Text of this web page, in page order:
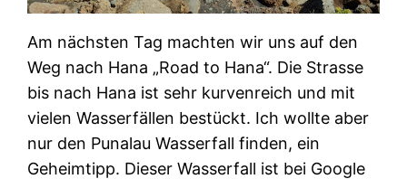
Am nächsten Tag machten wir uns auf den
Weg nach Hana „Road to Hana“. Die Strasse
bis nach Hana ist sehr kurvenreich und mit
vielen Wasserfällen bestückt. Ich wollte aber
nur den Punalau Wasserfall finden, ein
Geheimtipp. Dieser Wasserfall ist bei Google